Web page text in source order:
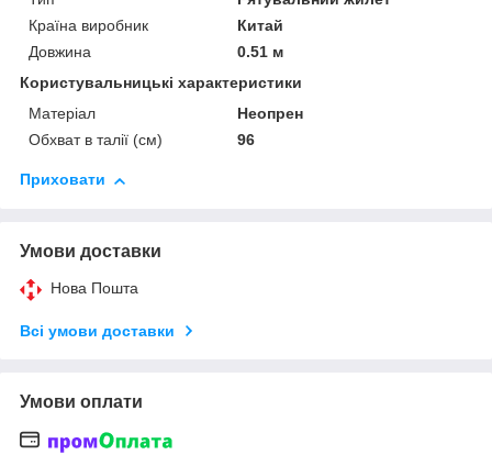
Країна виробник
Китай
Довжина
0.51 м
Користувальницькі характеристики
Матеріал
Неопрен
Обхват в талії (см)
96
Приховати
Умови доставки
Нова Пошта
Всі умови доставки
Умови оплати